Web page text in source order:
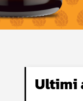
Ultimi